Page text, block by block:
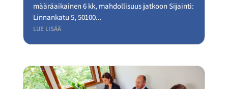
määräaikainen 6 kk, mahdollisuus jatkoon Sijainti:
Linnankatu 5, 50100...
LUE LISÄÄ